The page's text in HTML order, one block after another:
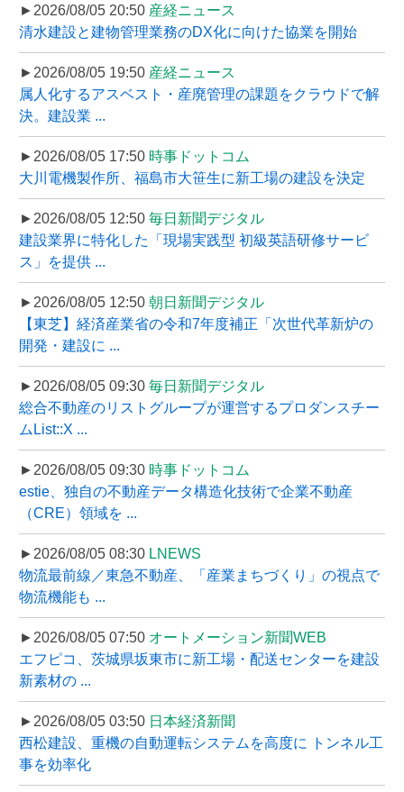
►2026/08/05 20:50 産経ニュース
清水建設と建物管理業務のDX化に向けた協業を開始
►2026/08/05 19:50 産経ニュース
属人化するアスベスト・産廃管理の課題をクラウドで解
決。建設業 ...
►2026/08/05 17:50 時事ドットコム
大川電機製作所、福島市大笹生に新工場の建設を決定
►2026/08/05 12:50 毎日新聞デジタル
建設業界に特化した「現場実践型 初級英語研修サービ
ス」を提供 ...
►2026/08/05 12:50 朝日新聞デジタル
【東芝】経済産業省の令和7年度補正「次世代革新炉の
開発・建設に ...
►2026/08/05 09:30 毎日新聞デジタル
総合不動産のリストグループが運営するプロダンスチー
ムList::X ...
►2026/08/05 09:30 時事ドットコム
estie、独自の不動産データ構造化技術で企業不動産
（CRE）領域を ...
►2026/08/05 08:30 LNEWS
物流最前線／東急不動産、「産業まちづくり」の視点で
物流機能も ...
►2026/08/05 07:50 オートメーション新聞WEB
エフピコ、茨城県坂東市に新工場・配送センターを建設
新素材の ...
►2026/08/05 03:50 日本経済新聞
西松建設、重機の自動運転システムを高度に トンネル工
事を効率化